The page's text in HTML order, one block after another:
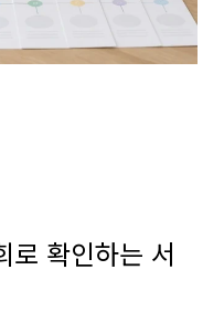
로 확인하는 서